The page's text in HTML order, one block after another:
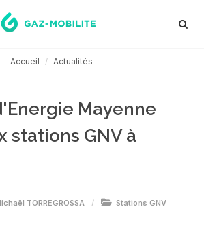
Accueil Actualités
Mayenne
stations GNV à
TORREGROSSA Stations GNV